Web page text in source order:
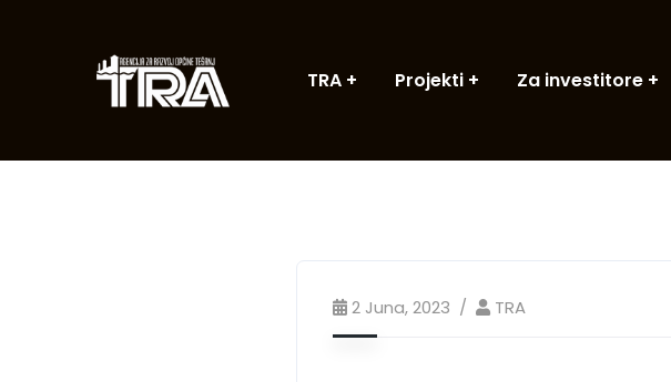
TRA Projekti Za investitore
2 Juna, 2023 TRA